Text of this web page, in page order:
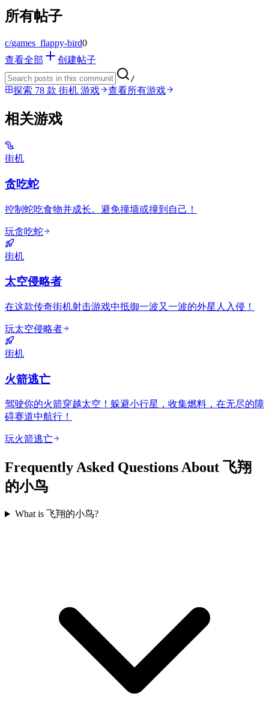
所有帖子
c/games_flappy-bird0
查看全部
创建帖子
/
探索 78 款 街机 游戏 查看所有游戏
相关游戏
街机
贪吃蛇
控制蛇吃食物并成长。避免撞墙或撞到自己！
玩贪吃蛇
街机
太空侵略者
在这款传奇街机射击游戏中抵御一波又一波的外星人入侵！
玩太空侵略者
街机
火箭逃亡
驾驶你的火箭穿越太空！躲避小行星，收集燃料，在无尽的障
碍赛道中航行！
玩火箭逃亡
Frequently Asked Questions About 飞翔
的小鸟
What is 飞翔的小鸟?